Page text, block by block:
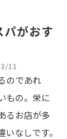
パがおす
11
のであれ
もの。栄に
るお店が多
なしです。